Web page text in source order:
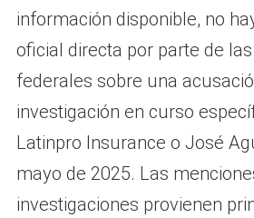
información disponible, no
oficial directa por parte de
federales sobre una
investigación en curso
Latinpro Insurance o José
mayo de 2025. Las
investigaciones provienen